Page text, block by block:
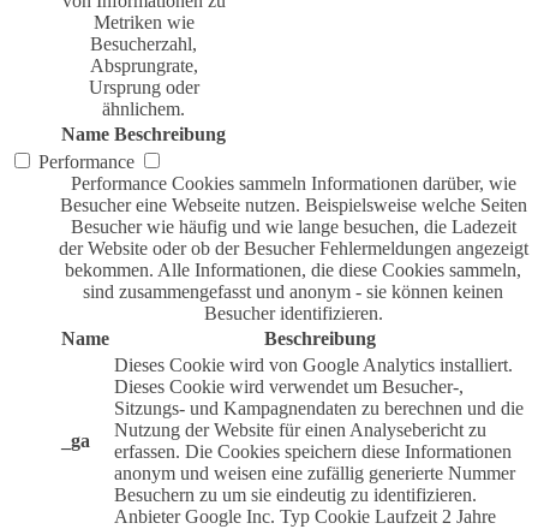
Metriken wie
Besucherzahl,
Absprungrate,
Ursprung oder
ähnlichem.
Name Beschreibung
Performance
Performance Cookies sammeln Informationen darüber, wie
Besucher eine Webseite nutzen. Beispielsweise welche Seiten
Besucher wie häufig und wie lange besuchen, die Ladezeit
der Website oder ob der Besucher Fehlermeldungen angezeigt
bekommen. Alle Informationen, die diese Cookies sammeln,
sind zusammengefasst und anonym - sie können keinen
Besucher identifizieren.
Name
Beschreibung
_ga
Dieses Cookie wird von Google Analytics installiert.
Dieses Cookie wird verwendet um Besucher-,
Sitzungs- und Kampagnendaten zu berechnen und die
Nutzung der Website für einen Analysebericht zu
erfassen. Die Cookies speichern diese Informationen
anonym und weisen eine zufällig generierte Nummer
Besuchern zu um sie eindeutig zu identifizieren.
Anbieter Google Inc. Typ Cookie Laufzeit 2 Jahre